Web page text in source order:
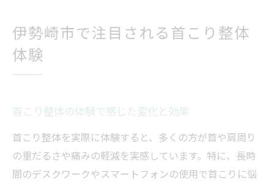
伊勢崎市で注目される首こり整体
体験
首こり整体の体験で感じた変化と効果
首こり整体を実際に体験すると、多くの方が首や肩周り
の重だるさや痛みの軽減を実感しています。特に、長時
間のデスクワークやスマートフォンの使用で首こりに悩